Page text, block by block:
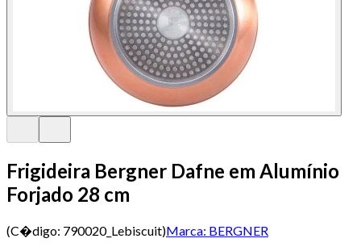
Frigideira Bergner Dafne em Alumínio
Forjado 28 cm
(C�digo: 790020_Lebiscuit)Marca: BERGNER